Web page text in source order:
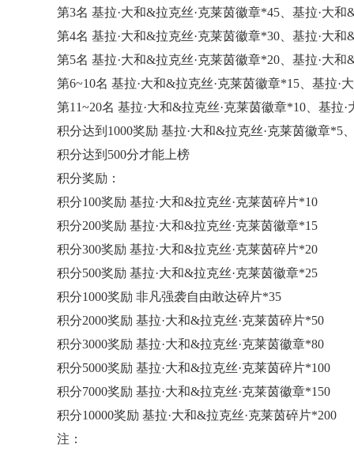
第3名 基拉·大和&拉克丝·克莱茵徽章*45、基拉·大
第4名 基拉·大和&拉克丝·克莱茵徽章*30、基拉·大
第5名 基拉·大和&拉克丝·克莱茵徽章*20、基拉·大
第6~10名 基拉·大和&拉克丝·克莱茵徽章*15、基拉
第11~20名 基拉·大和&拉克丝·克莱茵徽章*10、基
积分达到1000奖励 基拉·大和&拉克丝·克莱茵徽章*5
积分达到500分才能上榜
积分奖励：
积分100奖励 基拉·大和&拉克丝·克莱茵碎片*10
积分200奖励 基拉·大和&拉克丝·克莱茵徽章*15
积分300奖励 基拉·大和&拉克丝·克莱茵碎片*20
积分500奖励 基拉·大和&拉克丝·克莱茵徽章*25
积分1000奖励 非凡强袭自由敢达碎片*35
积分2000奖励 基拉·大和&拉克丝·克莱茵碎片*50
积分3000奖励 基拉·大和&拉克丝·克莱茵徽章*80
积分5000奖励 基拉·大和&拉克丝·克莱茵碎片*100
积分7000奖励 基拉·大和&拉克丝·克莱茵徽章*150
积分10000奖励 基拉·大和&拉克丝·克莱茵碎片*200
注：